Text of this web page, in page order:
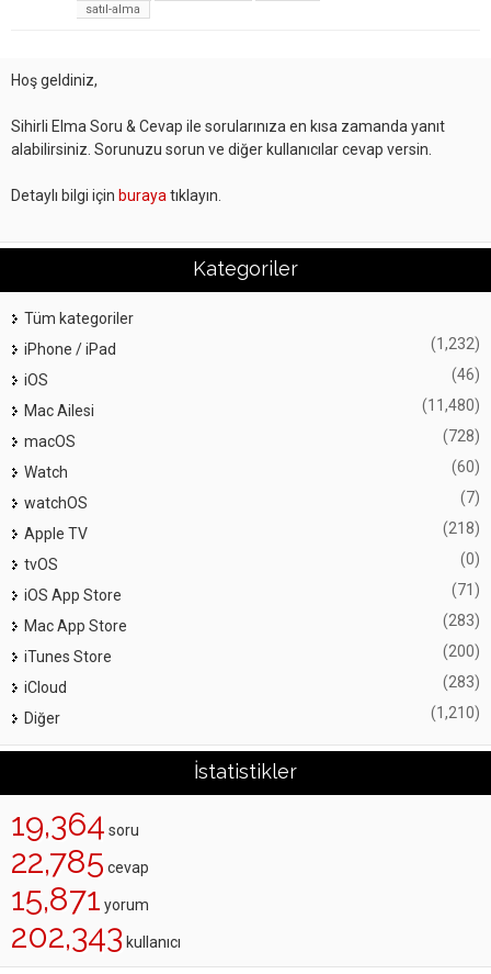
satıl-alma
Hoş geldiniz,
Sihirli Elma Soru & Cevap ile sorularınıza en kısa zamanda yanıt
alabilirsiniz. Sorunuzu sorun ve diğer kullanıcılar cevap versin.
Detaylı bilgi için buraya tıklayın.
Kategoriler
Tüm kategoriler
iPhone / iPad
(1,232)
iOS (46)
Mac Ailesi (11,480)
macOS (728)
Watch (60)
watchOS (7)
Apple TV (218)
tvOS (0)
iOS App Store (71)
Mac App Store (283)
iTunes Store (200)
iCloud (283)
Diğer (1,210)
İstatistikler
19,364 soru
22,785 cevap
15,871 yorum
202,343 kullanıcı